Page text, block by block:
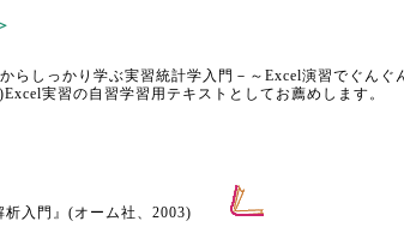
らしっかり学ぶ実習統計学入門－～Excel演習でぐんぐ
実習の自習学習用テキストとしてお薦めします。
入門』(オーム社、2003)